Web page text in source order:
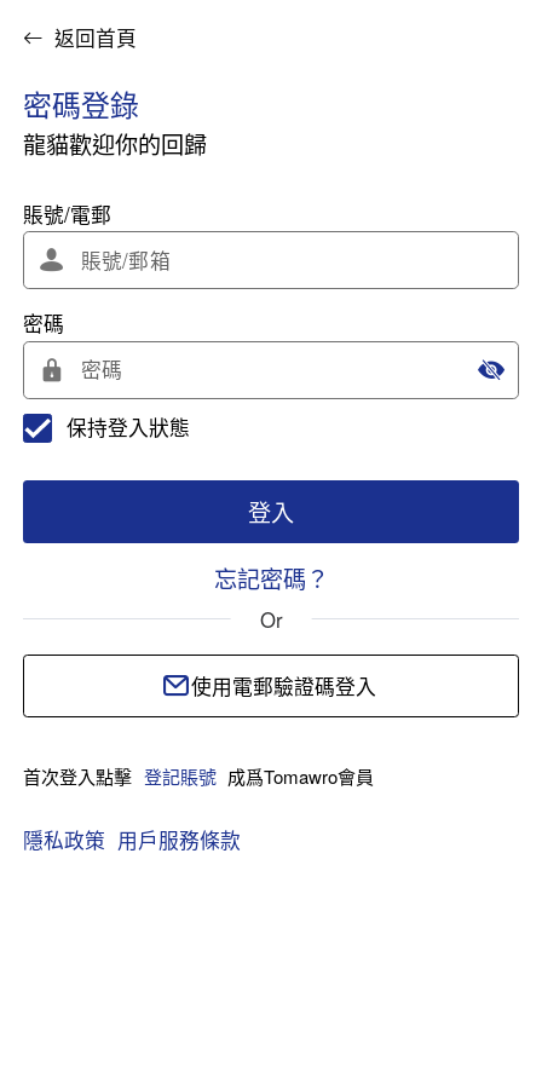
返回首頁
密碼登錄
龍貓歡迎你的回歸
賬號/電郵
密碼
保持登入狀態
登入
忘記密碼？
Or
使用電郵驗證碼登入
首次登入點擊 登記賬號 成爲Tomawro會員
隱私政策 用戶服務條款